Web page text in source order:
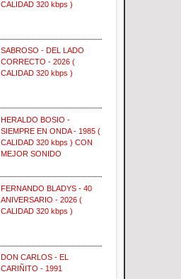
CALIDAD 320 kbps )
SABROSO - DEL LADO
CORRECTO - 2026 (
CALIDAD 320 kbps )
HERALDO BOSIO -
SIEMPRE EN ONDA - 1985 (
CALIDAD 320 kbps ) CON
MEJOR SONIDO
FERNANDO BLADYS - 40
ANIVERSARIO - 2026 (
CALIDAD 320 kbps )
DON CARLOS - EL
CARIÑITO - 1991